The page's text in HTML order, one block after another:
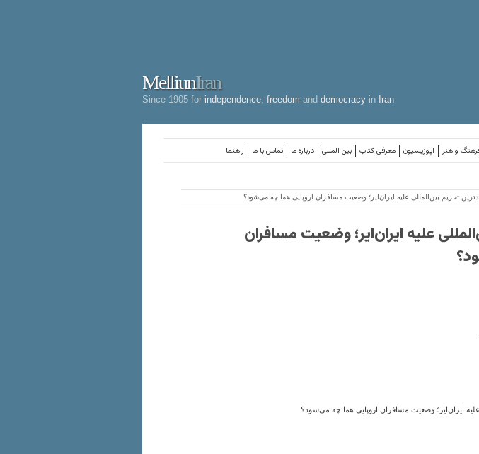
MelliunIran
Since 1905 for independence freedom and democracy in Iran
راهنما تماس با ما درباره ما بین المللی معرفی کتاب اپوزیسیون و هنر
تحریم بین‌المللی علیه ایران‌ایر؛ وضعیت مسافران اروپایی‌ هما چه می‌شود؟
علیه ایران‌ایر؛ وضعیت مسافران